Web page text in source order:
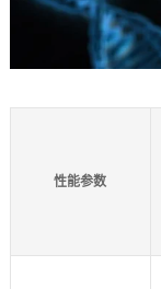
性能参数